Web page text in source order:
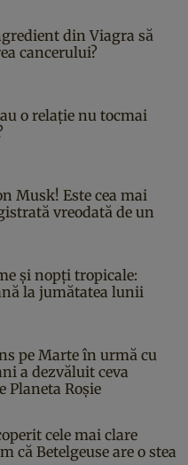
din Viagra să
cancerului?
o relație nu tocmai
Musk! Este cea mai
vreodată de un
și nopți tropicale:
la jumătatea lunii
pe Marte în urmă cu
a dezvăluit ceva
Planeta Roșie
cele mai clare
că Betelgeuse are o stea